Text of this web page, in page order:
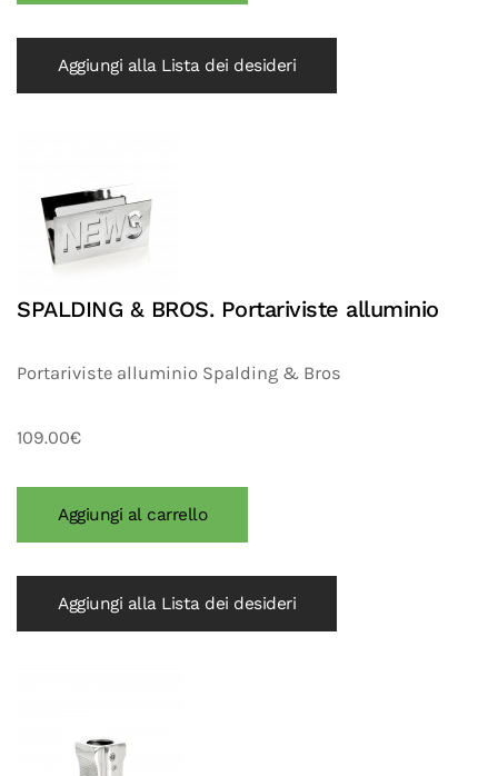
Aggiungi alla Lista dei desideri
SPALDING & BROS. Portariviste alluminio
Portariviste alluminio Spalding & Bros
109.00€
Aggiungi alla Lista dei desideri